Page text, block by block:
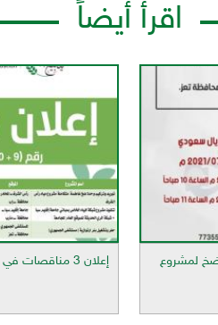
اقرأ أيضاً
لمشروع
إعلان 3 مناقصات في قطاع المياه